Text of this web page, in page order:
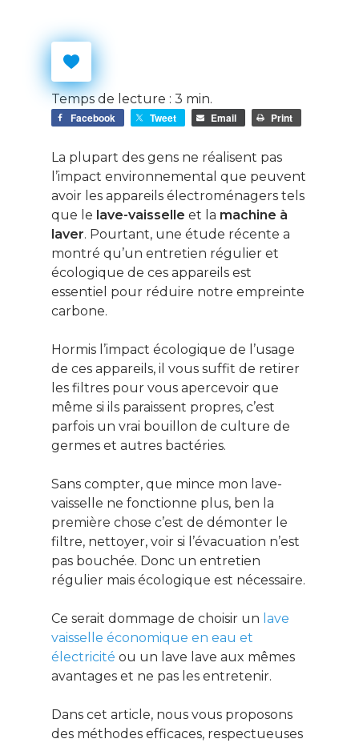
Temps de lecture : 3 min.
Facebook Tweet Email Print
La plupart des gens ne réalisent pas
l’impact environnemental que peuvent
avoir les appareils électroménagers tels
que le lave-vaisselle et la machine à
laver. Pourtant, une étude récente a
montré qu’un entretien régulier et
écologique de ces appareils est
essentiel pour réduire notre empreinte
carbone.
Hormis l’impact écologique de l’usage
de ces appareils, il vous suffit de retirer
les filtres pour vous apercevoir que
même si ils paraissent propres, c’est
parfois un vrai bouillon de culture de
germes et autres bactéries.
Sans compter, que mince mon lave-
vaisselle ne fonctionne plus, ben la
première chose c’est de démonter le
filtre, nettoyer, voir si l’évacuation n’est
pas bouchée. Donc un entretien
régulier mais écologique est nécessaire.
Ce serait dommage de choisir un lave
vaisselle économique en eau et
électricité ou un lave lave aux mêmes
avantages et ne pas les entretenir.
Dans cet article, nous vous proposons
des méthodes efficaces, respectueuses